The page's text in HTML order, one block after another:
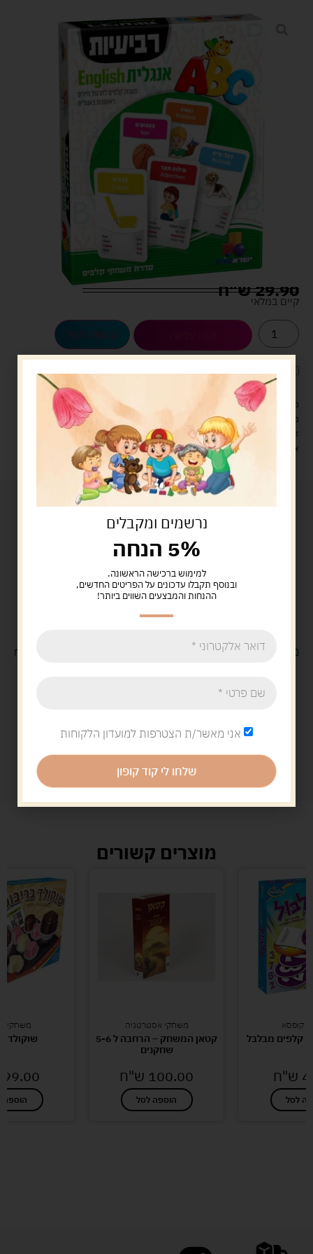
29.90ש"ח
קיים במלאי
הוספה לסל
לארוז את המוצר באריזת מתנה5.00 ש"ח ?
מעל 329 ש"ח, משלוח עם שליח עד הבית חינם! – 0 ₪
משלוח עם שליח עד הבית: 29 ש"ח
זמן אספקה: עד 4 ימי עסקים.
איסוף עצמי: מ"ביתר טויס" רחוב בניין דוד 18, ביתר עילית.
משלוח חינםבקנייה מעל 329 ש"ח
מוצרים קשורים
קופסא
קלפים מבלבל
ש"ח
לסל
משחקי אסטרטגיה
קטאן המשחק – הרחבה ל 5-6
שחקנים
100.00 ש"ח
הוספה לסל
משחקי
שוקולד
99.00
הוספה
נרשמים ומקבלים
5% הנחה
למימוש ברכישה הראשונה.
ובנוסף תקבלו עדכונים על הפריטים החדשים,
ההנחות והמבצעים השווים ביותר!
אני מאשר/ת הצטרפות למועדון הלקוחות
שלחו לי קוד קופון